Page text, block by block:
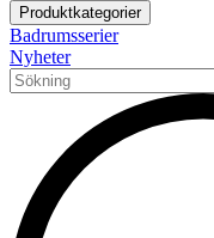
Produktkategorier
Badrumsserier
Nyheter